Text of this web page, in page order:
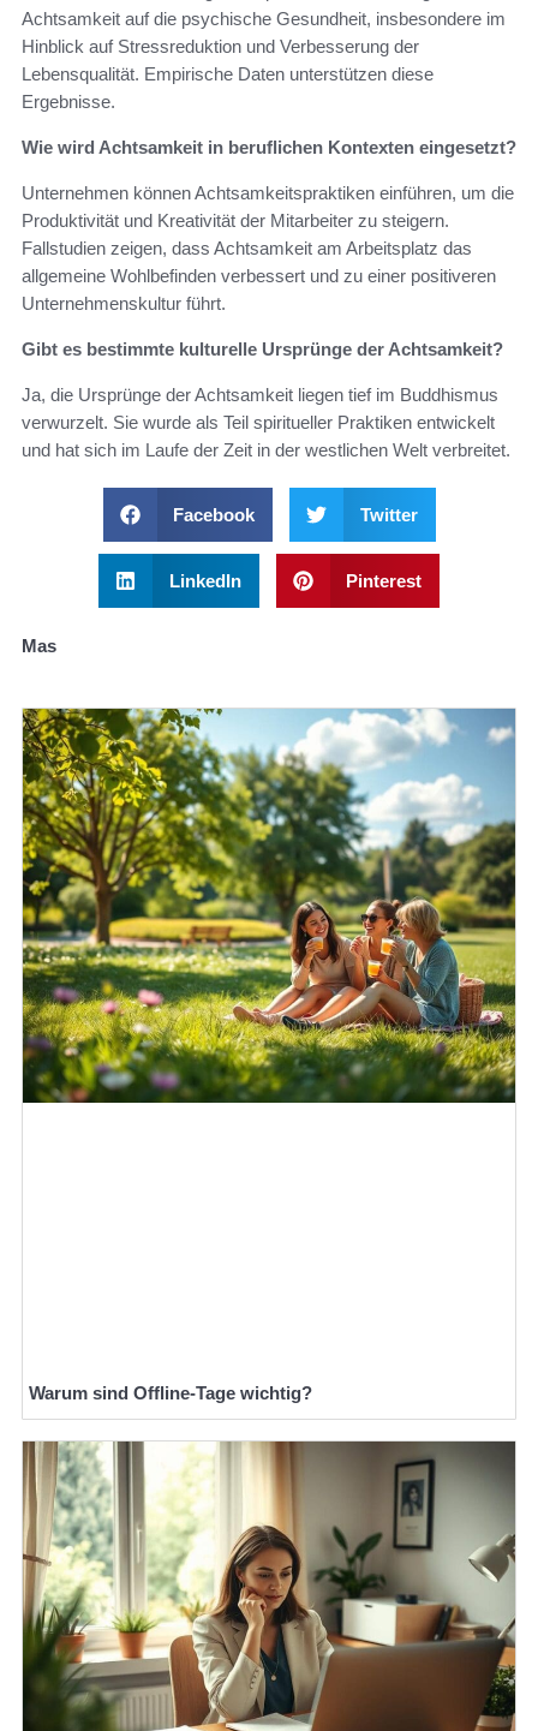
Achtsamkeit auf die psychische Gesundheit, insbesondere im
Hinblick auf Stressreduktion und Verbesserung der
Lebensqualität. Empirische Daten unterstützen diese
Ergebnisse.
Wie wird Achtsamkeit in beruflichen Kontexten eingesetzt?
Unternehmen können Achtsamkeitspraktiken einführen, um die
Produktivität und Kreativität der Mitarbeiter zu steigern.
Fallstudien zeigen, dass Achtsamkeit am Arbeitsplatz das
allgemeine Wohlbefinden verbessert und zu einer positiveren
Unternehmenskultur führt.
Gibt es bestimmte kulturelle Ursprünge der Achtsamkeit?
Ja, die Ursprünge der Achtsamkeit liegen tief im Buddhismus
verwurzelt. Sie wurde als Teil spiritueller Praktiken entwickelt
und hat sich im Laufe der Zeit in der westlichen Welt verbreitet.
Facebook Twitter
LinkedIn Pinterest
Mas
Warum sind Offline-Tage wichtig?